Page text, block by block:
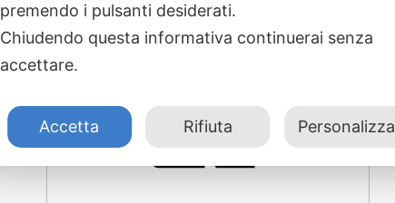
premendo i pulsanti desiderati.
Chiudendo questa informativa continuerai senza
accettare.
Accetta Rifiuta Personalizza